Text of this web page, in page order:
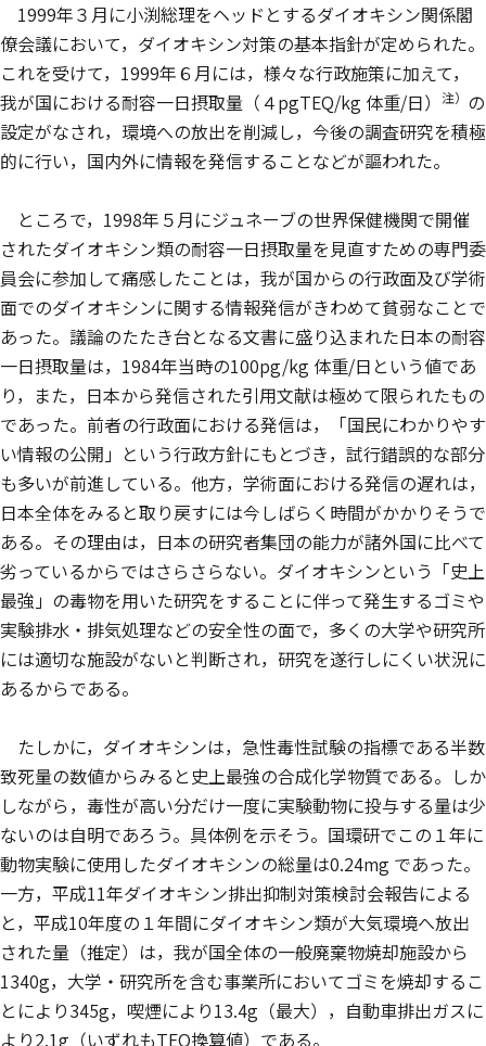
1999年３月に小渕総理をヘッドとするダイオキシン関係閣
僚会議において，ダイオキシン対策の基本指針が定められた。
これを受けて，1999年６月には，様々な行政施策に加えて，
我が国における耐容一日摂取量（４pgTEQ/kg 体重/日）
注） の
設定がなされ，環境への放出を削減し，今後の調査研究を積極
的に行い，国内外に情報を発信することなどが謳われた。
ところで，1998年５月にジュネーブの世界保健機関で開催
されたダイオキシン類の耐容一日摂取量を見直すための専門委
員会に参加して痛感したことは，我が国からの行政面及び学術
面でのダイオキシンに関する情報発信がきわめて貧弱なことで
あった。議論のたたき台となる文書に盛り込まれた日本の耐容
一日摂取量は，1984年当時の100pg/kg 体重/日という値であ
り，また，日本から発信された引用文献は極めて限られたもの
であった。前者の行政面における発信は，「国民にわかりやす
い情報の公開」という行政方針にもとづき，試行錯誤的な部分
も多いが前進している。他方，学術面における発信の遅れは，
日本全体をみると取り戻すには今しばらく時間がかかりそうで
ある。その理由は，日本の研究者集団の能力が諸外国に比べて
劣っているからではさらさらない。ダイオキシンという「史上
最強」の毒物を用いた研究をすることに伴って発生するゴミや
実験排水・排気処理などの安全性の面で，多くの大学や研究所
には適切な施設がないと判断され，研究を遂行しにくい状況に
あるからである。
たしかに，ダイオキシンは，急性毒性試験の指標である半数
致死量の数値からみると史上最強の合成化学物質である。しか
しながら，毒性が高い分だけ一度に実験動物に投与する量は少
ないのは自明であろう。具体例を示そう。国環研でこの１年に
動物実験に使用したダイオキシンの総量は0.24mg であった。
一方，平成11年ダイオキシン排出抑制対策検討会報告による
と，平成10年度の１年間にダイオキシン類が大気環境へ放出
された量（推定）は，我が国全体の一般廃棄物焼却施設から
1340g，大学・研究所を含む事業所においてゴミを焼却するこ
とにより345g，喫煙により13.4g（最大），自動車排出ガスに
より2.1g（いずれもTEQ換算値）である。